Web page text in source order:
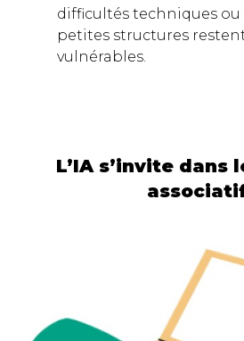
difficultés techniques ou
petites structures
vulnérables.
L’IA s’invite dans